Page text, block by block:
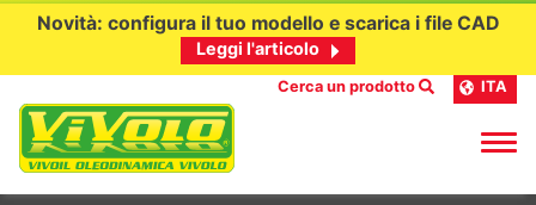
Novità: configura il tuo modello e scarica i file CAD
Leggi l'articolo
Cerca un prodotto ITA